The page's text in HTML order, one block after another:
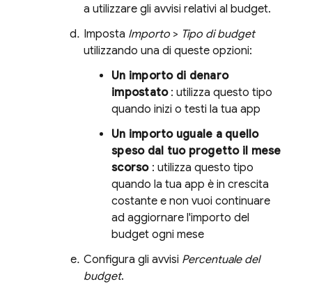
a utilizzare gli avvisi relativi al budget.
Imposta Importo > Tipo di budget
utilizzando una di queste opzioni:
Un importo di denaro
impostato: utilizza questo tipo
quando inizi o testi la tua app
Un importo uguale a quello
speso dal tuo progetto il mese
scorso: utilizza questo tipo
quando la tua app è in crescita
costante e non vuoi continuare
ad aggiornare l'importo del
budget ogni mese
Configura gli avvisi Percentuale del
budget.